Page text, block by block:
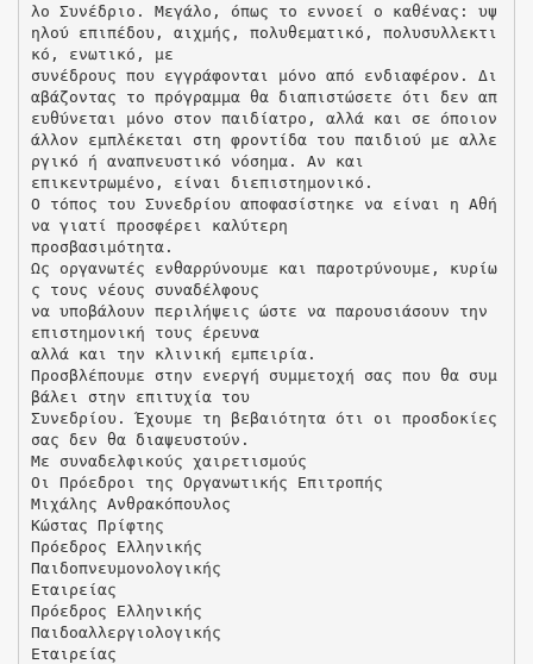
λο Συνέδριο. Μεγάλο, όπως το εννοεί ο καθένας: υψ
ηλού επιπέδου, αιχμής, πολυθεματικό, πολυσυλλεκτι
κό, ενωτικό, με
συνέδρους που εγγράφονται μόνο από ενδιαφέρον. Δι
αβάζοντας το πρόγραμμα θα διαπιστώσετε ότι δεν απ
ευθύνεται μόνο στον παιδίατρο, αλλά και σε όποιον
άλλον εμπλέκεται στη φροντίδα του παιδιού με αλλε
ργικό ή αναπνευστικό νόσημα. Αν και
επικεντρωμένο, είναι διεπιστημονικό.
Ο τόπος του Συνεδρίου αποφασίστηκε να είναι η Αθή
να γιατί προσφέρει καλύτερη
προσβασιμότητα.
Ως οργανωτές ενθαρρύνουμε και παροτρύνουμε, κυρίω
ς τους νέους συναδέλφους
να υποβάλουν περιλήψεις ώστε να παρουσιάσουν την
επιστημονική τους έρευνα
αλλά και την κλινική εμπειρία.
Προσβλέπουμε στην ενεργή συμμετοχή σας που θα συμ
βάλει στην επιτυχία του
Συνεδρίου. Έχουμε τη βεβαιότητα ότι οι προσδοκίες
σας δεν θα διαψευστούν.
Με συναδελφικούς χαιρετισμούς
Οι Πρόεδροι της Οργανωτικής Επιτροπής
Μιχάλης Ανθρακόπουλος
Κώστας Πρίφτης
Πρόεδρος Ελληνικής
Παιδοπνευμονολογικής
Εταιρείας
Πρόεδρος Ελληνικής
Παιδοαλλεργιολογικής
Εταιρείας